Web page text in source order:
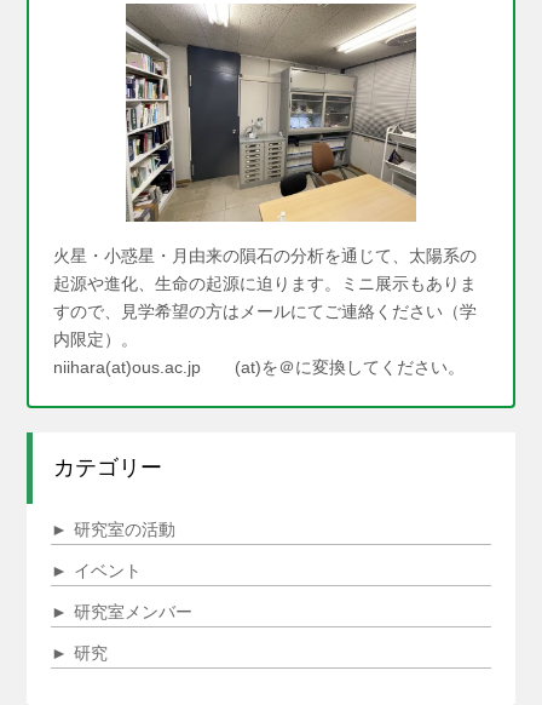
火星・小惑星・月由来の隕石の分析を通じて、太陽系の
起源や進化、生命の起源に迫ります。ミニ展示もありま
すので、見学希望の方はメールにてご連絡ください（学
内限定）。
niihara(at)ous.ac.jp (at)を＠に変換してください。
カテゴリー
► 研究室の活動
► イベント
► 研究室メンバー
► 研究